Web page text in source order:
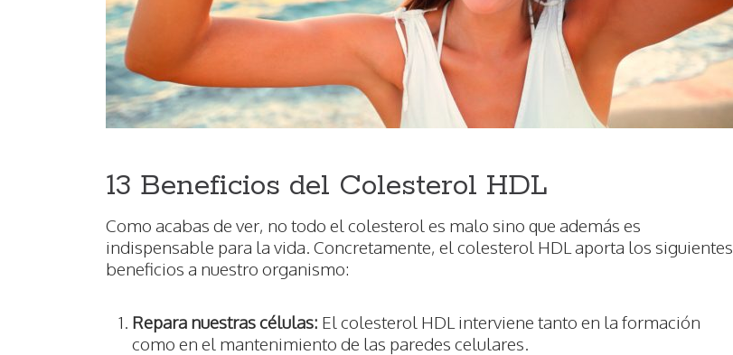
13 Beneficios del Colesterol HDL
Como acabas de ver, no todo el colesterol es malo sino que además es
indispensable para la vida. Concretamente, el colesterol HDL aporta los siguientes
beneficios a nuestro organismo:
Repara nuestras células: El colesterol HDL interviene tanto en la formación
como en el mantenimiento de las paredes celulares.